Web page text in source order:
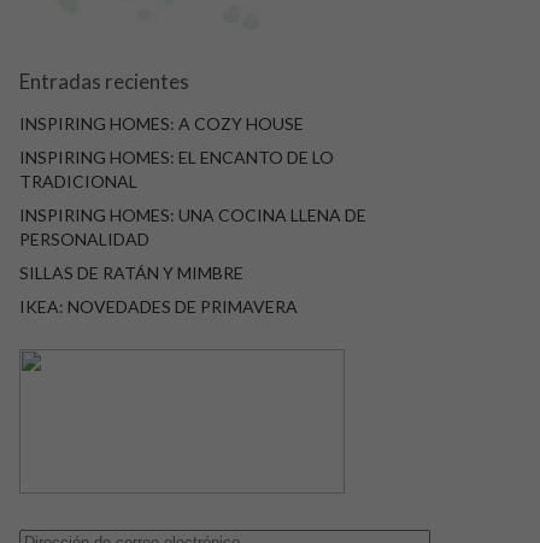
Entradas recientes
INSPIRING HOMES: A COZY HOUSE
INSPIRING HOMES: EL ENCANTO DE LO
TRADICIONAL
INSPIRING HOMES: UNA COCINA LLENA DE
PERSONALIDAD
SILLAS DE RATÁN Y MIMBRE
IKEA: NOVEDADES DE PRIMAVERA